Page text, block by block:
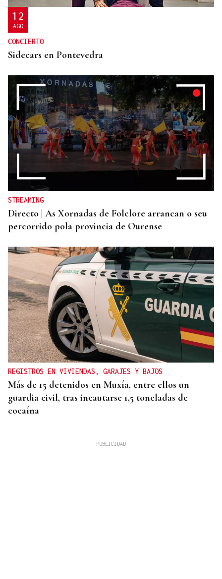
12
AGO
CONCIERTO
Sidecars en Pontevedra
STREAMING
Directo | As Xornadas de Folclore arrancan o seu
percorrido pola provincia de Ourense
REGISTROS EN VIVIENDAS, GARAJES Y BAJOS
Más de 15 detenidos en Muxía, entre ellos un
guardia civil, tras incautarse 1,5 toneladas de
cocaína